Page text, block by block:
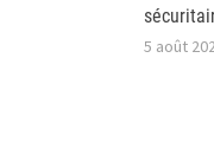
5 août